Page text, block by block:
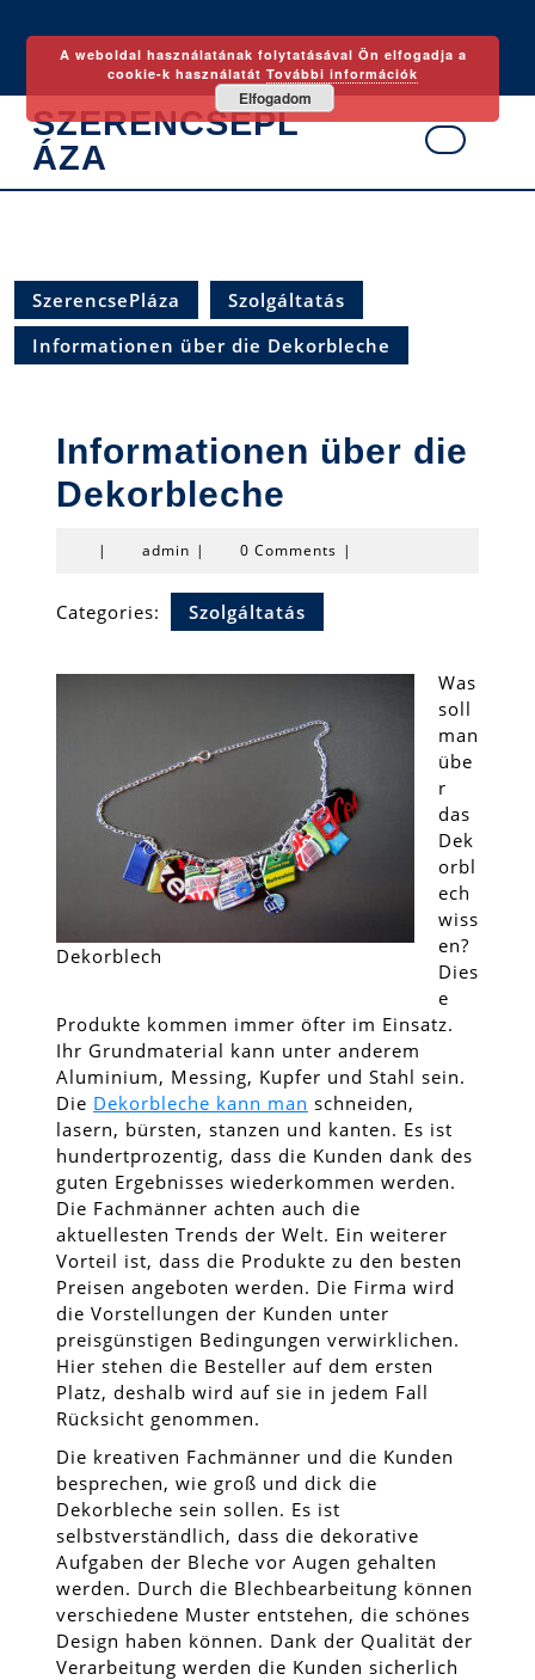
content
SZERENCSEPL
ÁZA
Open
SzerencsePláza
Szolgáltatás
Informationen über die Dekorbleche
Informationen über die
Dekorbleche
| admin admin
| 0 Comments |
Categories: Szolgáltatás
Dekorblech
Was
soll
man
übe
r
das
Dek
orbl
ech
wiss
en?
Dies
e
Produkte kommen immer öfter im Einsatz.
Ihr Grundmaterial kann unter anderem
Aluminium, Messing, Kupfer und Stahl sein.
Die Dekorbleche kann man schneiden,
lasern, bürsten, stanzen und kanten. Es ist
hundertprozentig, dass die Kunden dank des
guten Ergebnisses wiederkommen werden.
Die Fachmänner achten auch die
aktuellesten Trends der Welt. Ein weiterer
Vorteil ist, dass die Produkte zu den besten
Preisen angeboten werden. Die Firma wird
die Vorstellungen der Kunden unter
preisgünstigen Bedingungen verwirklichen.
Hier stehen die Besteller auf dem ersten
Platz, deshalb wird auf sie in jedem Fall
Rücksicht genommen.
Die kreativen Fachmänner und die Kunden
besprechen, wie groß und dick die
Dekorbleche sein sollen. Es ist
selbstverständlich, dass die dekorative
Aufgaben der Bleche vor Augen gehalten
werden. Durch die Blechbearbeitung können
verschiedene Muster entstehen, die schönes
Design haben können. Dank der Qualität der
Verarbeitung werden die Kunden sicherlich
A weboldal használatának folytatásával Ön elfogadja a
cookie-k használatátTovábbi információk
Elfogadom